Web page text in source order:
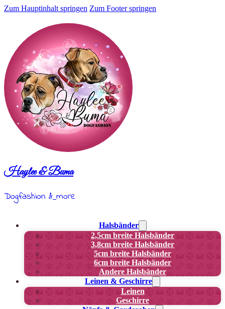
Zum Hauptinhalt springen Zum Footer springen
Haylee & Buma
Dogfashion & more
Halsbänder
2,5cm breite Halsbänder
3,8cm breite Halsbänder
5cm breite Halsbänder
6cm breite Halsbänder
Andere Halsbänder
Leinen & Geschirre
Leinen
Geschirre